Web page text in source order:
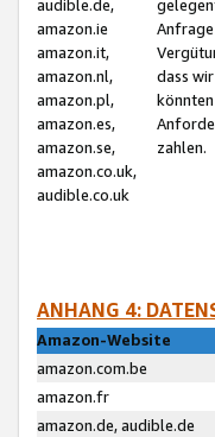
audible.de,
amazon.ie
amazon.it,
amazon.nl,
amazon.pl,
amazon.es,
amazon.se,
amazon.co.uk,
audible.co.uk
dass
zahlen.
ANHANG 4:
Amazon-Website
amazon.com.be
amazon.fr
amazon.de, audible.de